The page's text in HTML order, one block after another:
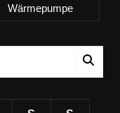
Wärmepumpe